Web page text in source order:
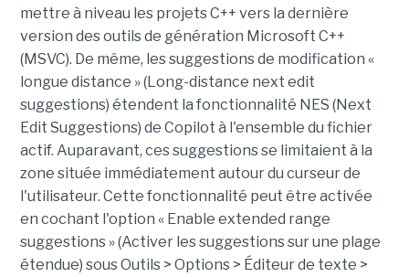
mettre à niveau les projets C++ vers la dernière
version des outils de génération Microsoft C++
(MSVC). De même, les suggestions de modification «
longue distance » (Long-distance next edit
suggestions) étendent la fonctionnalité NES (Next
Edit Suggestions) de Copilot à l'ensemble du fichier
actif. Auparavant, ces suggestions se limitaient à la
zone située immédiatement autour du curseur de
l'utilisateur. Cette fonctionnalité peut être activée
en cochant l'option « Enable extended range
suggestions » (Activer les suggestions sur une plage
étendue) sous Outils > Options > Éditeur de texte >